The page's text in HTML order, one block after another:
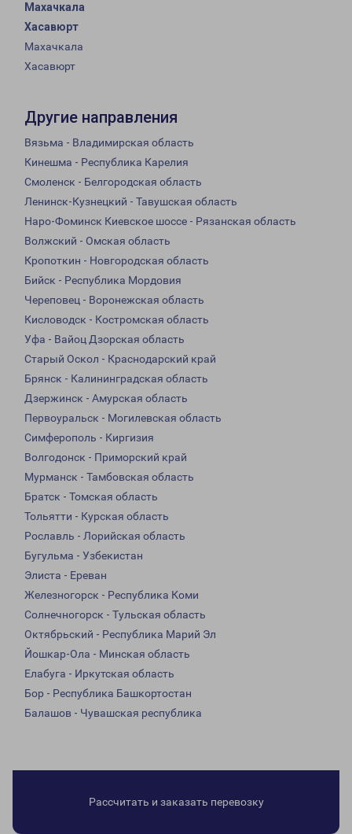
Махачкала
Хасавюрт
Махачкала
Хасавюрт
Другие направления
Вязьма - Владимирская область
Кинешма - Республика Карелия
Смоленск - Белгородская область
Ленинск-Кузнецкий - Тавушская область
Наро-Фоминск Киевское шоссе - Рязанская область
Волжский - Омская область
Кропоткин - Новгородская область
Бийск - Республика Мордовия
Череповец - Воронежская область
Кисловодск - Костромская область
Уфа - Вайоц Дзорская область
Старый Оскол - Краснодарский край
Брянск - Калининградская область
Дзержинск - Амурская область
Первоуральск - Могилевская область
Симферополь - Киргизия
Волгодонск - Приморский край
Мурманск - Тамбовская область
Братск - Томская область
Тольятти - Курская область
Рославль - Лорийская область
Бугульма - Узбекистан
Элиста - Ереван
Железногорск - Республика Коми
Солнечногорск - Тульская область
Октябрьский - Республика Марий Эл
Йошкар-Ола - Минская область
Елабуга - Иркутская область
Бор - Республика Башкортостан
Балашов - Чувашская республика
Рассчитать и заказать перевозку